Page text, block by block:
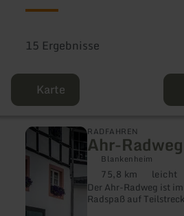
15 Ergebnisse
Karte
RADFAHREN
Ahr-Radweg
Blankenheim
Distanz:
75,8 km
leicht
Der Ahr-Radweg ist im
Radspaß auf
mehr
erfahren
zu:
Radweg